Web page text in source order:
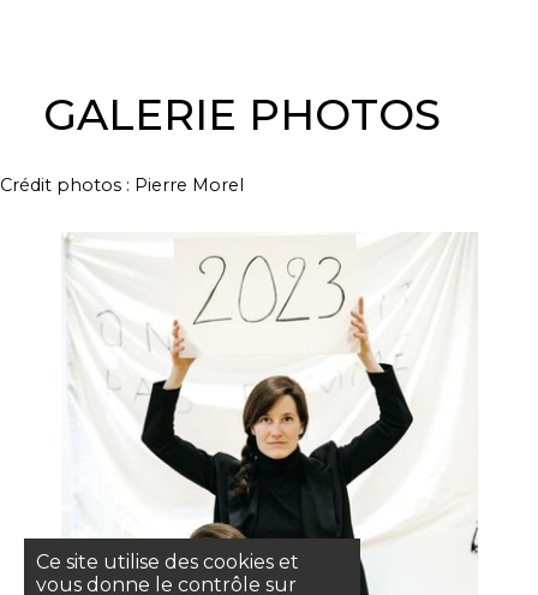
GALERIE PHOTOS
Crédit photos : Pierre Morel
Ce site utilise des cookies et
vous donne le contrôle sur